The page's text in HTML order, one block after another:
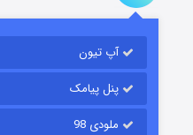
آپ تیون
پنل پیامک
ملودی 98